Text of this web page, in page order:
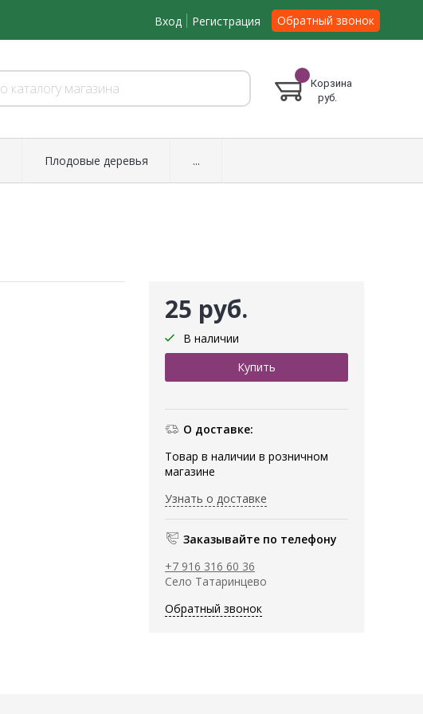
Вход Регистрация Обратный звонок
Корзина
руб.
Плодовые деревья ...
25 руб.
В наличии
О доставке:
Товар в наличии в розничном
магазине
Узнать о доставке
Заказывайте по телефону
+7 916 316 60 36
Село Татаринцево
Обратный звонок